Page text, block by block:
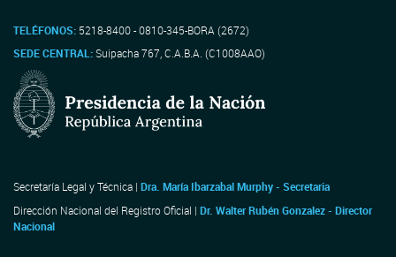
TELÉFONOS: 5218-8400 - 0810-345-BORA (2672)
SEDE CENTRAL:Suipacha 767, C.A.B.A. (C1008AAO)
Secretaría Legal y Técnica | Dra. María Ibarzabal Murphy - Secretaria
Dirección Nacional del Registro Oficial | Dr. Walter Rubén Gonzalez - Director
Nacional